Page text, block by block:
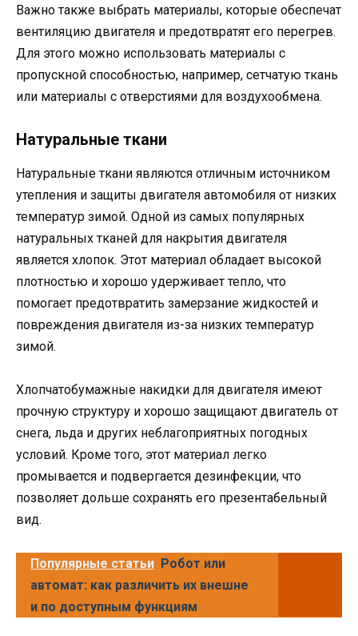
Важно также выбрать материалы, которые обеспечат
вентиляцию двигателя и предотвратят его перегрев.
Для этого можно использовать материалы с
пропускной способностью, например, сетчатую ткань
или материалы с отверстиями для воздухообмена.
Натуральные ткани
Натуральные ткани являются отличным источником
утепления и защиты двигателя автомобиля от низких
температур зимой. Одной из самых популярных
натуральных тканей для накрытия двигателя
является хлопок. Этот материал обладает высокой
плотностью и хорошо удерживает тепло, что
помогает предотвратить замерзание жидкостей и
повреждения двигателя из-за низких температур
зимой.
Хлопчатобумажные накидки для двигателя имеют
прочную структуру и хорошо защищают двигатель от
снега, льда и других неблагоприятных погодных
условий. Кроме того, этот материал легко
промывается и подвергается дезинфекции, что
позволяет дольше сохранять его презентабельный
вид.
Популярные статьи Робот или
автомат: как различить их внешне
и по доступным функциям